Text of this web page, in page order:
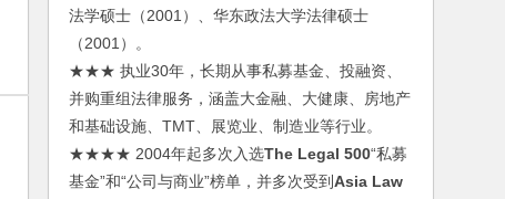
法学硕士（2001）、华东政法大学法律硕士
（2001）。
★★★ 执业30年，长期从事私募基金、投融资、
并购重组法律服务，涵盖大金融、大健康、房地产
和基础设施、TMT、展览业、制造业等行业。
★★★★ 2004年起多次入选The Legal 500“私募
基金”和“公司与商业”榜单，并多次受到Asia Law